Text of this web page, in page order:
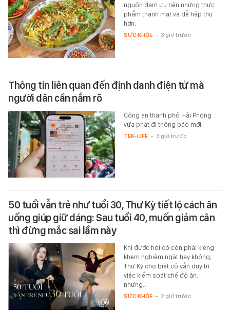
nguồn đạm ưu tiên những thực
phẩm thanh mát và dễ hấp thu
hơn.
SỨC KHỎE - 3 giờ trước
Thông tin liên quan đến định danh điện tử mà
người dân cần nắm rõ
Công an thành phố Hải Phòng
vừa phát đi thông báo mới.
TEK-LIFE - 3 giờ trước
50 tuổi vẫn trẻ như tuổi 30, Thư Kỳ tiết lộ cách ăn
uống giúp giữ dáng: Sau tuổi 40, muốn giảm cân
thì đừng mắc sai lầm này
Khi được hỏi có còn phải kiêng
khem nghiêm ngặt hay không,
Thư Kỳ cho biết cô vẫn duy trì
việc kiểm soát chế độ ăn,
nhưng…
SỨC KHỎE - 2 giờ trước